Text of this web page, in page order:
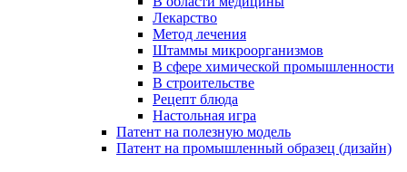
Лекарство
Метод лечения
Штаммы микроорганизмов
В сфере химической промышленности
В строительстве
Рецепт блюда
Настольная игра
Патент на полезную модель
Патент на промышленный образец (дизайн)